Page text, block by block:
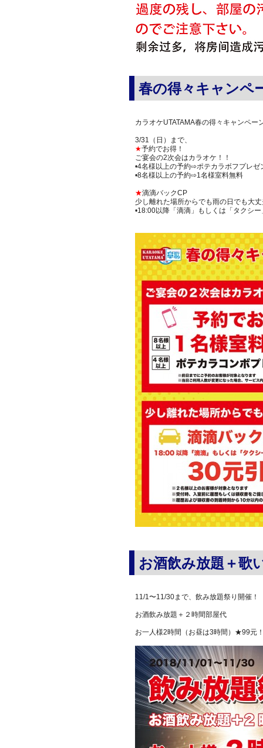
春の得々キャンペ
カラオケUTATAMA春の得々キャンペー
3/31（日）まで、
★予約でお得！
ご宴会の2次会はカラオケ！！
•4名様以上の予約⇨ポテカラボフプレゼ
•8名様以上の予約⇨1名様室料無料
★滴滴バックCP
少し離れた場所からでも雨の日でも大
•18:00以降「滴滴」もしくは「タクシ
お酒飲み放題＋歌
11/1〜11/30まで、飲み放題祭り開催！
お酒飲み放題＋２時間部屋代
お一人様2時間（お昼は3時間）★99元